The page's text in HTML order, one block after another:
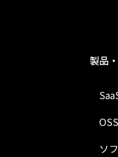
製品
OSS
ソ